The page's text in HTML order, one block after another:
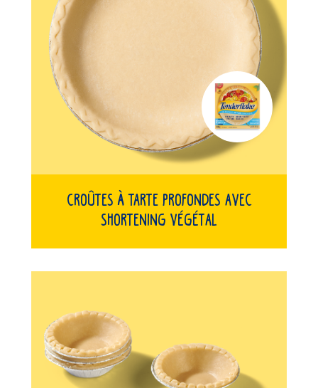
Croûtes À Tarte Profondes Avec
Shortening Végétal